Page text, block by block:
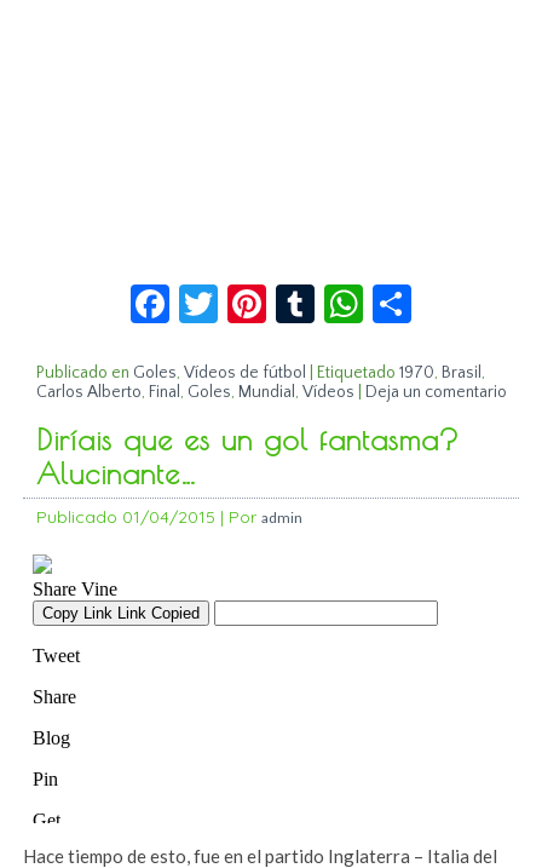
Facebook
Twitter
Pinterest
TumblrWhatsApp
Publicado en Goles,Vídeos de fútbol Etiquetado 1970, Brasil,
Carlos Alberto, Final, Goles, Mundial,Vídeos Deja un comentario
Diríais que es un gol fantasma?
Alucinante…
Publicado 01/04/2015 | Por admin
Hace tiempo de esto, fue en el partido Inglaterra – Italia del